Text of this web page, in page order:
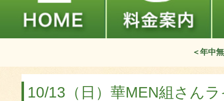
＜年中
10/13（日）華MEN組さん